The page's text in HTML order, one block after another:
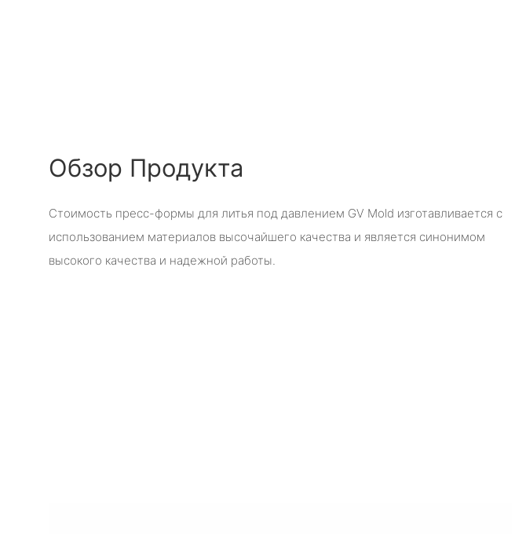
Обзор Продукта
Стоимость пресс-формы для литья под давлением GV Mold изготавливается с
использованием материалов высочайшего качества и является синонимом
высокого качества и надежной работы.